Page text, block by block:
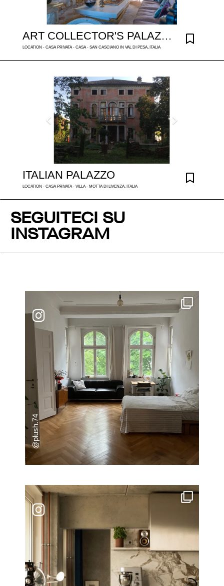
ART COLLECTOR'S PALAZZO IN FLORENCE
LOCATION - CASA PRIVATA - CASA - SAN CASCIANO IN VAL DI PESA, ITALIA
ITALIAN PALAZZO
LOCATION - CASA PRIVATA - VILLA - MOTTA DI LIVENZA, ITALIA
SEGUITECI SU
INSTAGRAM